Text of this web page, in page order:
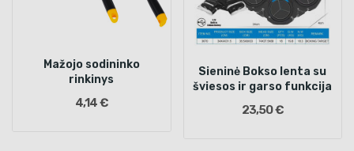
Mažojo sodininko
rinkinys
4,14 €
Sieninė Bokso lenta su
šviesos ir garso funkcija
23,50 €